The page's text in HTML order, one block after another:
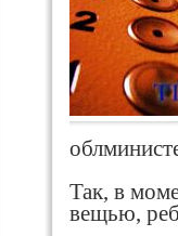
Так, в
вещью,